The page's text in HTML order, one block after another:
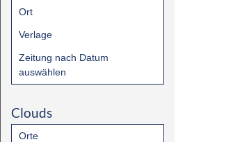
Ort
Verlage
Zeitung nach Datum
auswählen
Clouds
Orte